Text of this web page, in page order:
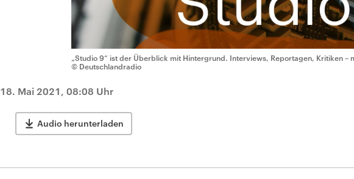
„Studio 9“ ist der Überblick mit Hintergrund. Interviews, Reportagen, Kritiken –
© Deutschlandradio
18. Mai 2021, 08:08 Uhr
Audio herunterladen